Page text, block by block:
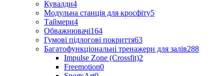
Кувалди4
Модульна станція для кросфіту5
Таймери4
Обважнювачі164
Гумові підлогові покриття63
Багатофункціональні тренажери для залів288
Impulse Zone (Crossfit)2
Freemotion0